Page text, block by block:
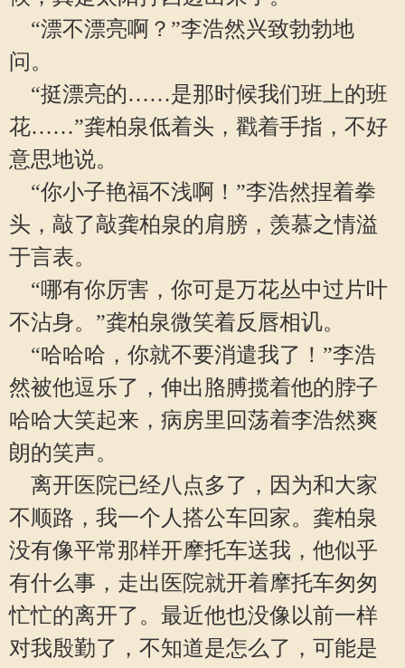
“漂不漂亮啊？”李浩然兴致勃勃地
问。
“挺漂亮的……是那时候我们班上的班
花……”龚柏泉低着头，戳着手指，不好
意思地说。
“你小子艳福不浅啊！”李浩然捏着拳
头，敲了敲龚柏泉的肩膀，羡慕之情溢
于言表。
“哪有你厉害，你可是万花丛中过片叶
不沾身。”龚柏泉微笑着反唇相讥。
“哈哈哈，你就不要消遣我了！”李浩
然被他逗乐了，伸出胳膊揽着他的脖子
哈哈大笑起来，病房里回荡着李浩然爽
朗的笑声。
离开医院已经八点多了，因为和大家
不顺路，我一个人搭公车回家。龚柏泉
没有像平常那样开摩托车送我，他似乎
有什么事，走出医院就开着摩托车匆匆
忙忙的离开了。最近他也没像以前一样
对我殷勤了，不知道是怎么了，可能是